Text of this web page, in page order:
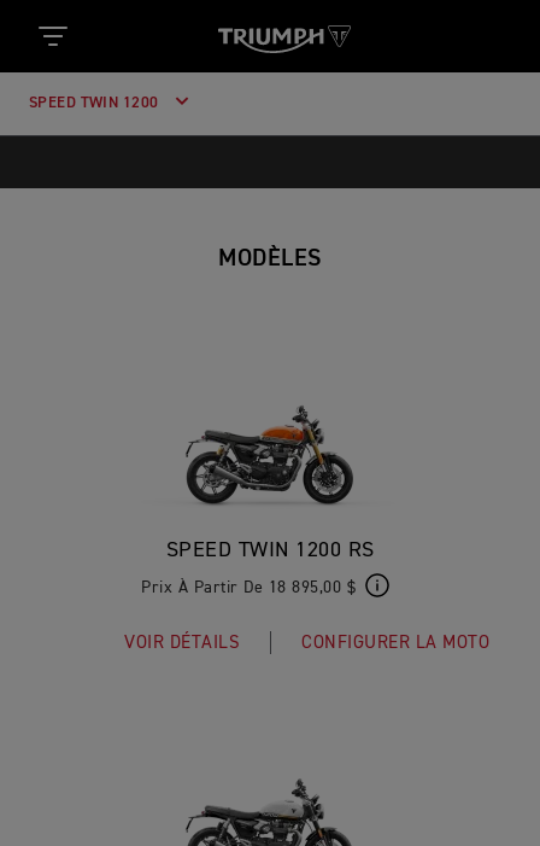
SPEED TWIN 1200
MODÈLES
SPEED TWIN 1200 RS
Prix À Partir De 18 895,00 $
VOIR DÉTAILS CONFIGURER LA MOTO